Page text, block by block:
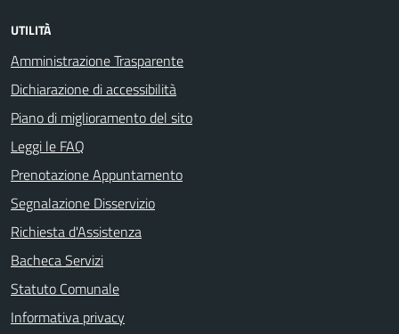
UTILITÀ
Amministrazione Trasparente
Dichiarazione di accessibilità
Piano di miglioramento del sito
Leggi le FAQ
Prenotazione Appuntamento
Segnalazione Disservizio
Richiesta d'Assistenza
Bacheca Servizi
Statuto Comunale
Informativa privacy